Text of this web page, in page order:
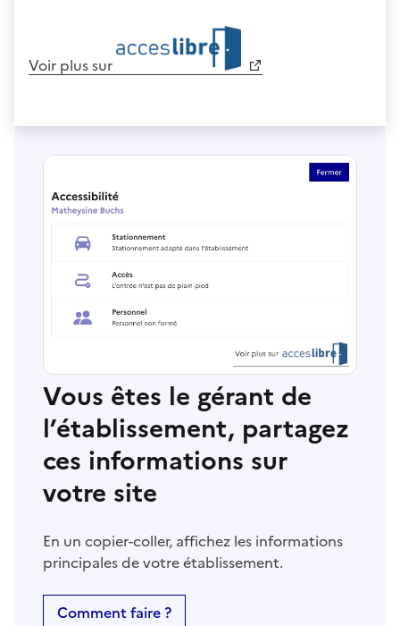
Voir plus sur
Vous êtes le gérant de
l’établissement, partagez
ces informations sur
votre site
En un copier-coller, affichez les informations
principales de votre établissement.
Comment faire ?